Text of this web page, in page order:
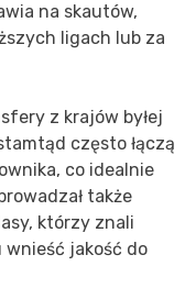
na skautów,
ligach lub za
z krajów byłej
często łączą
co idealnie
także
którzy znali
wnieść jakość do